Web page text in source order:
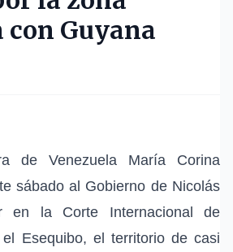
con Guyana
de Venezuela María Corina
sábado al Gobierno de Nicolás
en la Corte Internacional de
Esequibo, el territorio de casi